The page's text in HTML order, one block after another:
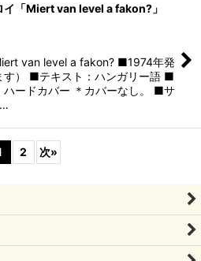
イ「Miert van level a fakon?」
van level a fakon? ■1974年発
す） ■テキスト：ハンガリー語 ■
ハードカバー ＊カバーなし。 ■サ
2 次»